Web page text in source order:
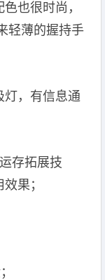
也很时尚，
轻薄的握持手
灯，有信息通
存拓展技
果；